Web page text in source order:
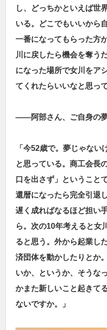
し、どっちかといえば世
いる。どこでもいいから
一番になってもらった方
川に戻したら機会を奪う
になった場所で女川をア
てくれたらいいなと思っ
――阿部さん、ご自身の
「今52歳で。夢じゃな
と思っている。商工会長
口を出さず」ということ
還暦になったら完全引退
遅く成ればなるほど担い
ら。次の10年考えると女
ると思う。外から起業し
済団体を動かしたりとか
いか、というか、そうな
かまた新しいこと起きて
ないですか。」